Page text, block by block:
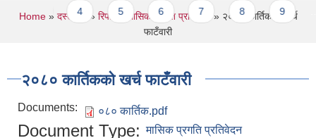
3 4 5 6 7 8 9 …
You are here
Home» दस्तावेज » रिपोर्ट » मासिक प्रगति प्रतिवेदन
» २०८० कार्तिकको खर्च
फाटँवारी
२०८० कार्तिकको खर्च फाटँवारी
Documents: ०८० कार्तिक.pdf
Document Type: मासिक प्रगति प्रतिवेदन